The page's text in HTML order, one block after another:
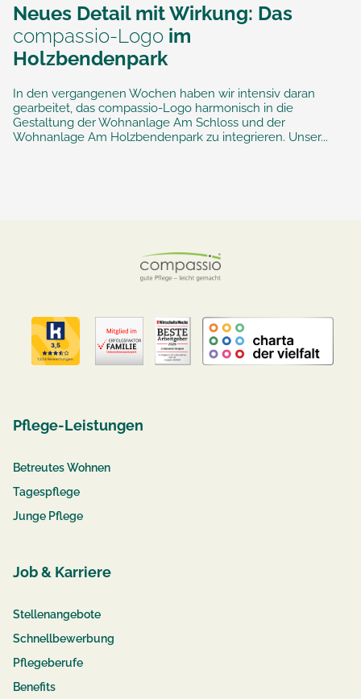
Neues Detail mit Wirkung: Das
compassio-Logo im
Holzbendenpark
In den vergangenen Wochen haben wir intensiv daran
gearbeitet, das compassio-Logo harmonisch in die
Gestaltung der Wohnanlage Am Schloss und der
Wohnanlage Am Holzbendenpark zu integrieren. Unser...
Pflege-Leistungen
Betreutes Wohnen
Tagespflege
Junge Pflege
Job & Karriere
Stellenangebote
Schnellbewerbung
Pflegeberufe
Benefits